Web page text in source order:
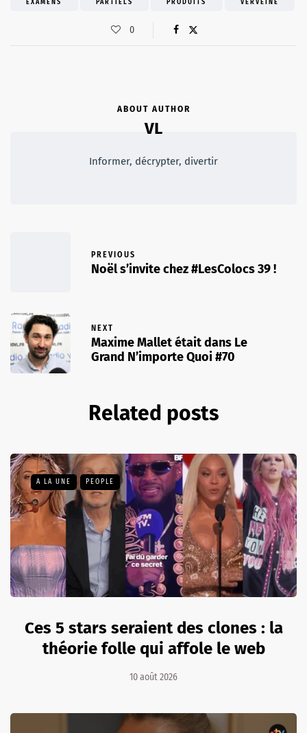
EXAMENS PARTIELS PRODUITS VERVEINE
0
ABOUT AUTHOR
VL
Informer, décrypter, divertir
PREVIOUS
Noël s’invite chez #LesColocs 39 !
NEXT
Maxime Mallet était dans Le
Grand N’importe Quoi #70
Related posts
A LA UNE PEOPLE
Ces 5 stars seraient des clones : la
théorie folle qui affole le web
10 août 2026